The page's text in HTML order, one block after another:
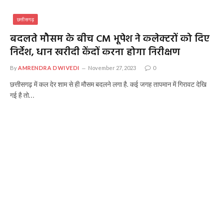
छत्तीसगढ़
बदलते मौसम के बीच CM भूपेश ने कलेक्टरों को दिए
निर्देश, धान खरीदी केंदों करना होगा निरीक्षण
By AMRENDRA DWIVEDI November 27, 2023 0
छत्तीसगढ़ में कल देर शाम से ही मौसम बदलने लगा है. कई जगह तापमान में गिरावट देखि
गई है तो…